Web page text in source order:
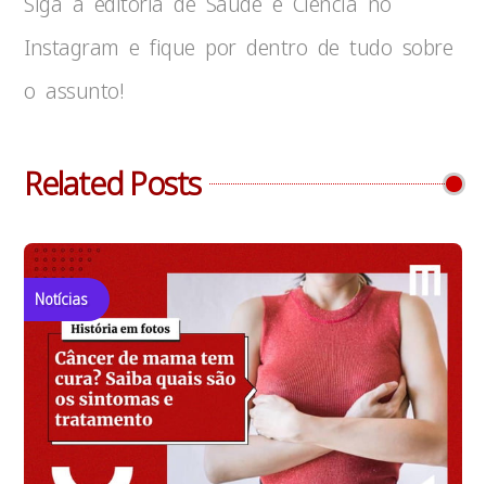
Instagram e fique por dentro de tudo sobre
o assunto!
Related Posts
Notícias